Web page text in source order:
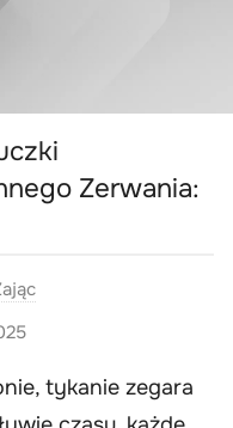
Zerwania:
tykanie zegara